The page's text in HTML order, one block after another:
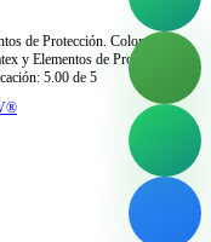
de Protección. Colombia
y Elementos de Protección.
5.00 de 5